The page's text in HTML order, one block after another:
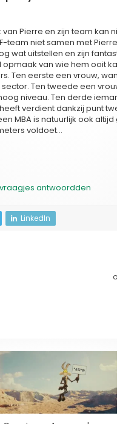
Pierre en zijn team kan
team niet samen met
wat uitstellen en zijn
van wie hem ooit
Ten eerste een vrouw,
Ten tweede een
niveau. Ten derde
verdient dankzij punt
MBA is natuurlijk ook
voldoet…
antwoordden
LinkedIn